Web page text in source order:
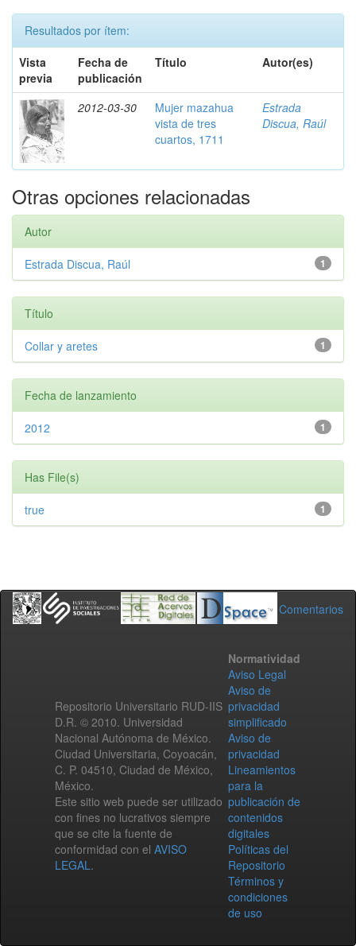
Resultados por ítem:
Vista
previa
Fecha de
publicación
Título Autor(es)
2012-03-30
Mujer mazahua
vista de tres
cuartos, 1711
Estrada
Discua, Raúl
Otras opciones relacionadas
Autor
1
Estrada Discua, Raúl
Título
1
Collar y aretes
Fecha de lanzamiento
1
2012
Has File(s)
1
true
Comentarios
Repositorio Universitario RUD-IIS
D.R. © 2010. Universidad
Nacional Autónoma de México.
Ciudad Universitaria, Coyoacán,
C. P. 04510, Ciudad de México,
México.
Este sitio web puede ser utilizado
con fines no lucrativos siempre
que se cite la fuente de
conformidad con el AVISO
LEGAL.
Normatividad
Aviso Legal
Aviso de
privacidad
simplificado
Aviso de
privacidad
Lineamientos
para la
publicación de
contenidos
digitales
Políticas del
Repositorio
Términos y
condiciones
de uso